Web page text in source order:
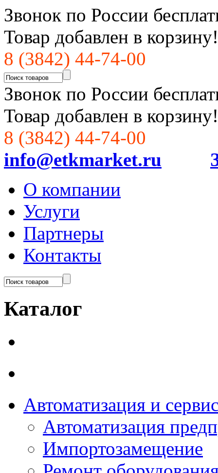
Звонок по России
Товар добавлен в корзину!
8 (3842) 44-74-00
Звонок по России
Товар добавлен в корзину!
8 (3842) 44-74-00
info@etkmarket.ru
О компании
Услуги
Партнеры
Контакты
Каталог
Автоматизация и
Автоматизация
Импортозамещение